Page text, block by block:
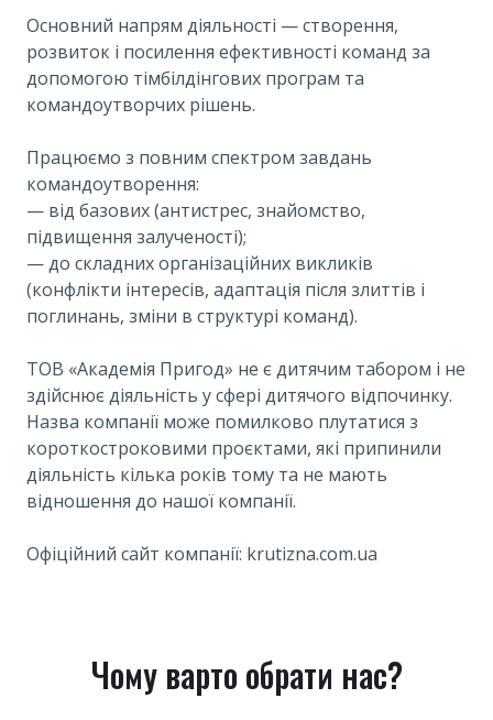
Основний напрям діяльності — створення,
розвиток і посилення ефективності команд за
допомогою тімбілдінгових програм та
командоутворчих рішень.
Працюємо з повним спектром завдань
командоутворення:
— від базових (антистрес, знайомство,
підвищення залученості);
— до складних організаційних викликів
(конфлікти інтересів, адаптація після злиттів і
поглинань, зміни в структурі команд).
ТОВ «Академія Пригод» не є дитячим табором і не
здійснює діяльність у сфері дитячого відпочинку.
Назва компанії може помилково плутатися з
короткостроковими проєктами, які припинили
діяльність кілька років тому та не мають
відношення до нашої компанії.
Офіційний сайт компанії: krutizna.com.ua
Чому варто обрати нас?